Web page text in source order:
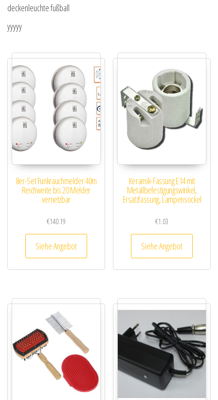
deckenleuchte fußball
yyyyy
8er-Set Funkrauchmelder 40m
Reichweite bis 20 Melder
vernetzbar
€140.19
Siehe Angebot
Keramik-Fassung E14 mit
Metallbefestigungswinkel,
Ersatzfassung, Lampensockel
€1.03
Siehe Angebot